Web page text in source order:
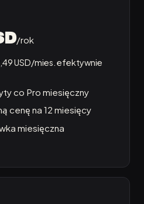
/rok
USD/mies. efektywnie
co Pro miesięczny
cenę na 12 miesięcy
miesięczna